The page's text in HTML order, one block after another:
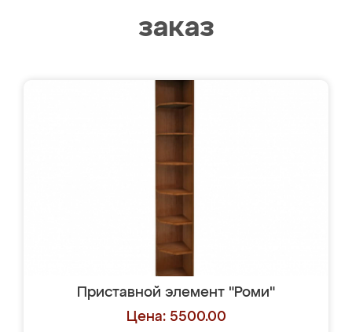
заказ
Приставной элемент "Роми"
Цена: 5500.00